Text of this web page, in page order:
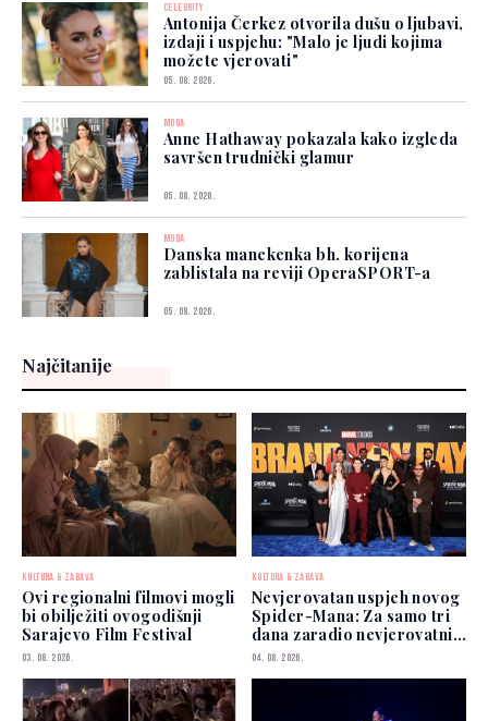
CELEBRITY
Antonija Čerkez otvorila dušu o ljubavi,
izdaji i uspjehu: "Malo je ljudi kojima
možete vjerovati"
05. 08. 2026.
MODA
Anne Hathaway pokazala kako izgleda
savršen trudnički glamur
05. 08. 2026.
MODA
Danska manekenka bh. korijena
zablistala na reviji OperaSPORT-a
05. 08. 2026.
Najčitanije
KULTURA & ZABAVA
Ovi regionalni filmovi mogli
bi obilježiti ovogodišnji
Sarajevo Film Festival
03. 08. 2026.
KULTURA & ZABAVA
Nevjerovatan uspjeh novog
Spider-Mana: Za samo tri
dana zaradio nevjerovatnih
927 miliona dolara
04. 08. 2026.